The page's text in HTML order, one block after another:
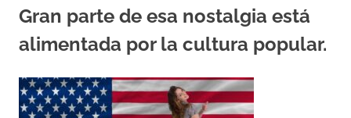
Gran parte de esa nostalgia está
alimentada por la cultura popular.